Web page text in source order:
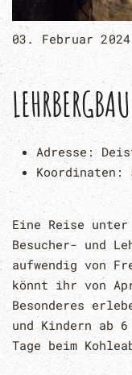
03. Februar 2024
Adresse:
Koordinaten:
Eine Reise
Besucher- und
aufwendig von
könnt ihr von
Besonderes
und Kindern ab
Tage beim